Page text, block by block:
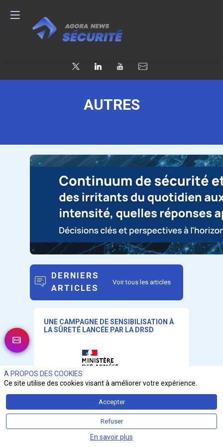
AUTRES
DERNIERS
ARTICLES
Voir tous les articles
UNE CAMPAGNE DE SENSIBILISATION À
LA SÛRETÉ LANCÉE PAR LA DRSD
A PROPOS DES COOKIES
Ce site utilise des cookies visant à améliorer votre expérience.
Accepter
Refuser
En savoir plus